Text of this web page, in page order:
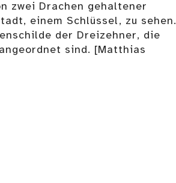
zwei Drachen gehaltener
einem Schlüssel, zu sehen.
der Dreizehner, die
sind. [Matthias